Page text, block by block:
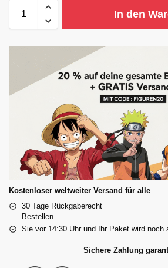
In den
Kostenloser weltweiter Versand für alle
30 Tage Rückgaberecht
Bestellen
Sie vor 14:30 Uhr und Ihr Paket wird noch
Sichere Zahlung